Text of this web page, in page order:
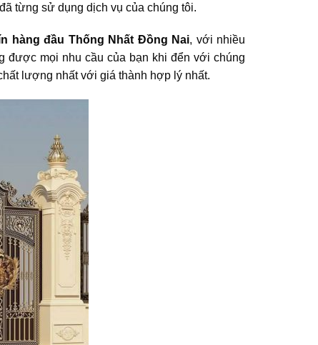
từng sử dụng dịch vụ của chúng tôi.
hàng đầu Thống Nhất Đồng Nai, với nhiều
được mọi nhu cầu của bạn khi đển với chúng
lượng nhất với giá thành hợp lý nhất.